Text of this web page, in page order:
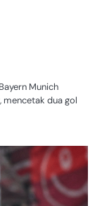
Munich
mencetak dua gol